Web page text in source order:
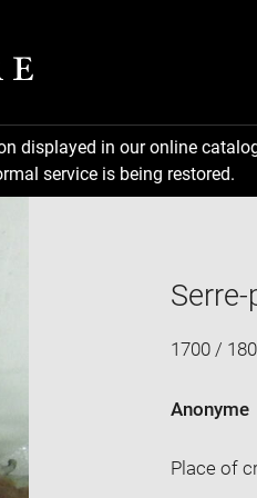
displayed in our online
service is being restored.
1700 /
Anonyme
Place of